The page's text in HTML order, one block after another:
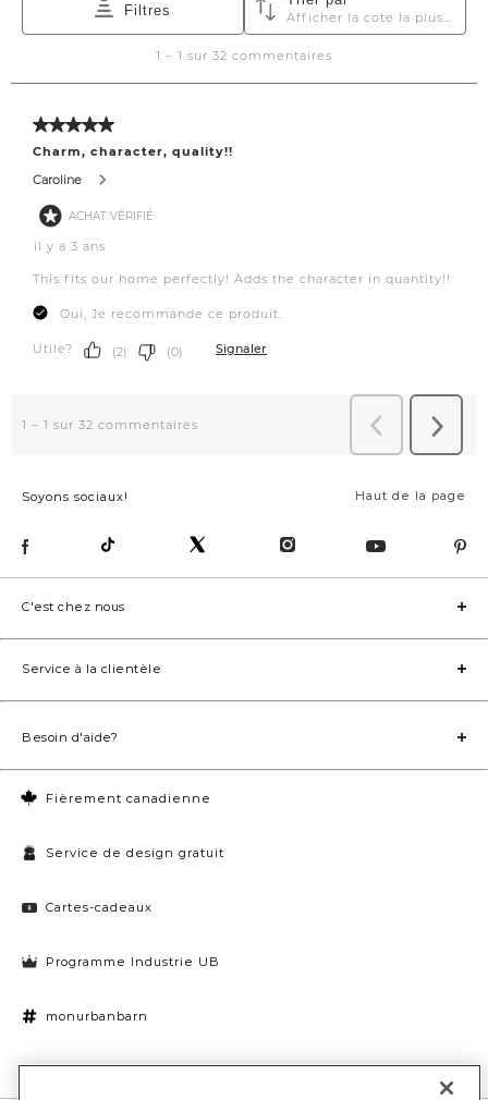
Haut de la page
Soyons sociaux!
Fièrement canadienne
Service de design gratuit
Cartes-cadeaux
Programme Industrie UB
monurbanbarn
Paramètres des témoins
C'est chez nous
Service à la clientèle
Besoin d'aide?